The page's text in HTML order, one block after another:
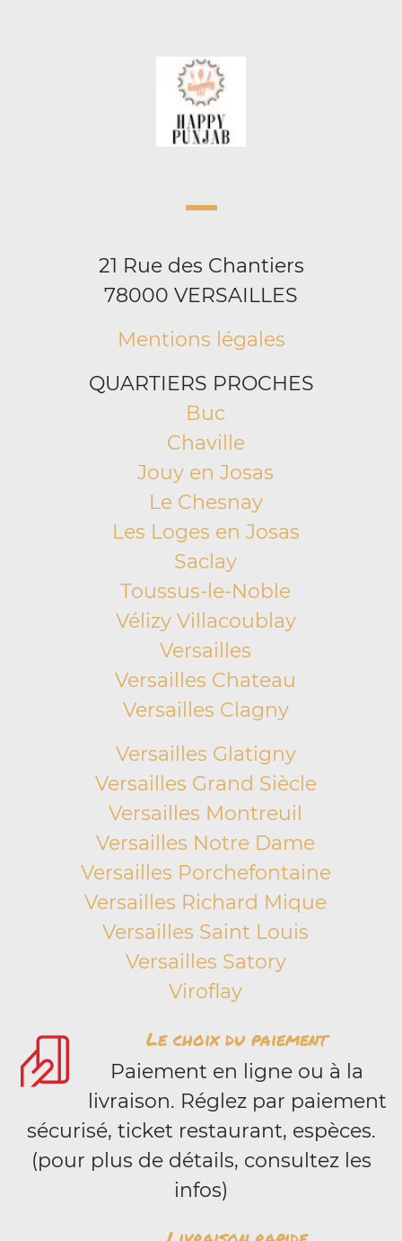
21 Rue des Chantiers
78000 VERSAILLES
Mentions légales
QUARTIERS PROCHES
Buc
Chaville
Jouy en Josas
Le Chesnay
Les Loges en Josas
Saclay
Toussus-le-Noble
Vélizy Villacoublay
Versailles
Versailles Chateau
Versailles Clagny
Versailles Glatigny
Versailles Grand Siècle
Versailles Montreuil
Versailles Notre Dame
Versailles Porchefontaine
Versailles Richard Mique
Versailles Saint Louis
Versailles Satory
Viroflay
Le choix du paiement
Paiement en ligne ou à la
livraison. Réglez par paiement
sécurisé, ticket restaurant, espèces.
(pour plus de détails, consultez les
infos)